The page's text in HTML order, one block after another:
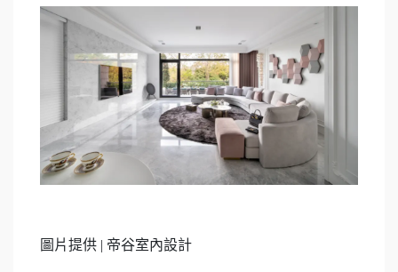
圖片提供 | 帝谷室內設計